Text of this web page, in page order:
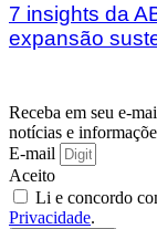
7 insights da
expansão
Receba em seu e-
notícias e
E-mail
Aceito
Li e concordo
Privacidade.